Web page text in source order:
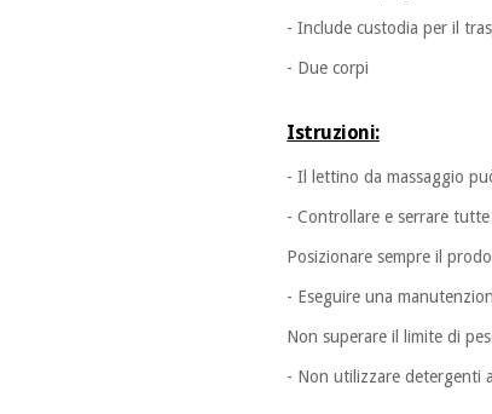
- Include custodia per il
- Due corpi
Istruzioni:
- Il lettino da massaggio
- Controllare e serrare
Posizionare sempre il
- Eseguire una
Non superare il limite di
- Non utilizzare detergenti